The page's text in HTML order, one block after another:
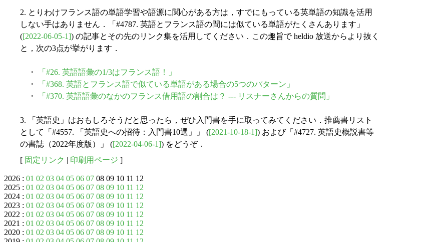
2. とりわけフランス語の単語学習や語源に関心がある方は，すでにもっている英単語の知識を活用
しない手はありません．「#4787. 英語とフランス語の間には似ている単語がたくさんあります」
([2022-06-05-1]) の記事とその先のリンク集を活用してください．この趣旨で heldio 放送からより抜く
と，次の3点が挙がります．
・
「#26. 英語語彙の1/3はフランス語！」
・
「#368. 英語とフランス語で似ている単語がある場合の5つのパターン」
・
「#370. 英語語彙のなかのフランス借用語の割合は？ --- リスナーさんからの質問」
3. 「英語史」はおもしろそうだと思ったら，ぜひ入門書を手に取ってみてください．推薦書リスト
として「#4557. 「英語史への招待：入門書10選」」 ([2021-10-18-1]) および「#4727. 英語史概説書等
の書誌（2022年度版）」 ([2022-04-06-1]) をどうぞ．
[ 固定リンク | 印刷用ページ ]
2026 : 01 02 03 04 05 06 07 08 09 10 11 12
2025 : 01 02 03 04 05 06 07 08 09 10 11 12
2024 : 01 02 03 04 05 06 07 08 09 10 11 12
2023 : 01 02 03 04 05 06 07 08 09 10 11 12
2022 : 01 02 03 04 05 06 07 08 09 10 11 12
2021 : 01 02 03 04 05 06 07 08 09 10 11 12
2020 : 01 02 03 04 05 06 07 08 09 10 11 12